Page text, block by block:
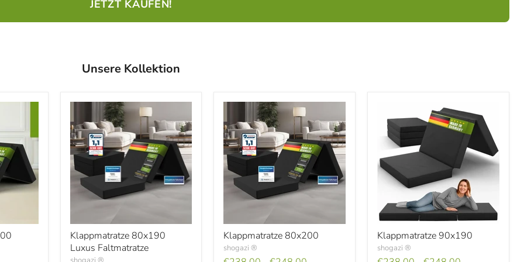
JETZT KAUFEN!
Unsere Kollektion
Klappmatratze
80x190
Luxus
Klappmatratze 80x190
Luxus Faltmatratze
Klappmatratze
80x200
Klappmatratze 80x200
shogazi ®
Klappmatratze
90x190
Klappmatratze 90x190
shogazi ®